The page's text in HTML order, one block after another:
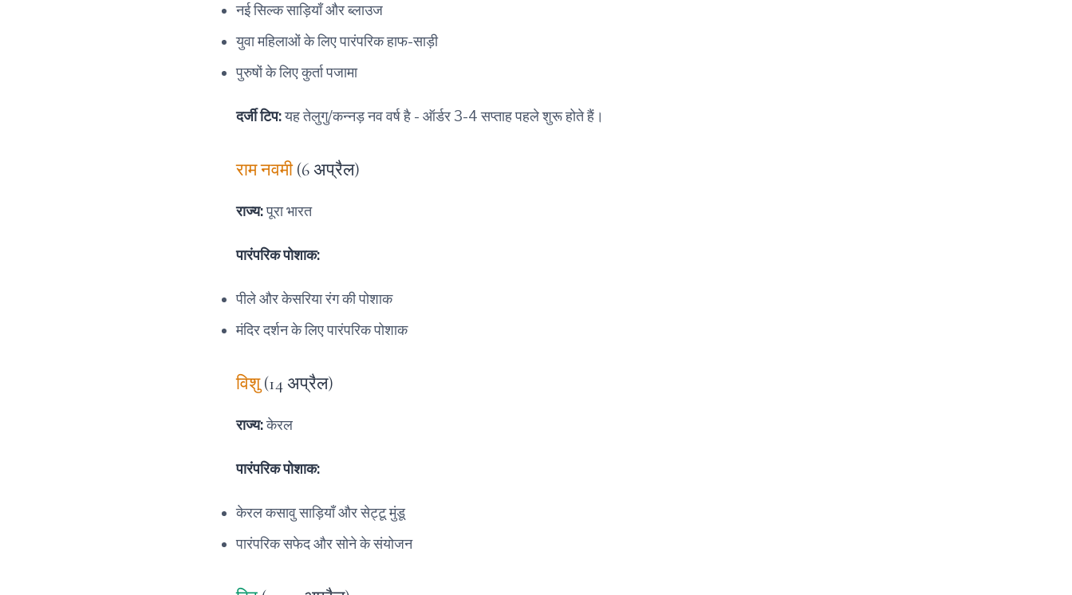
नई सिल्क साड़ियाँ और ब्लाउज
युवा महिलाओं के लिए पारंपरिक हाफ-साड़ी
पुरुषों के लिए कुर्ता पजामा
दर्जी टिप:यह तेलुगु/कन्नड़ नव वर्ष है - ऑर्डर 3-4 सप्ताह पहले शुरू होते हैं।
राम नवमी(6 अप्रैल)
राज्य:पूरा भारत
पारंपरिक पोशाक:
पीले और केसरिया रंग की पोशाक
मंदिर दर्शन के लिए पारंपरिक पोशाक
विशु(14 अप्रैल)
राज्य:केरल
पारंपरिक पोशाक:
केरल कसावु साड़ियाँ और सेट्टू मुंडू
पारंपरिक सफेद और सोने के संयोजन